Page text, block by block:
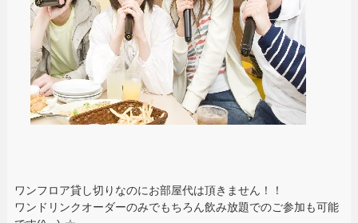
ワンフロア貸し切りなのにお部屋代は頂きません！！
ワンドリンクオーダーのみでもちろん飲み放題でのご参加も可能